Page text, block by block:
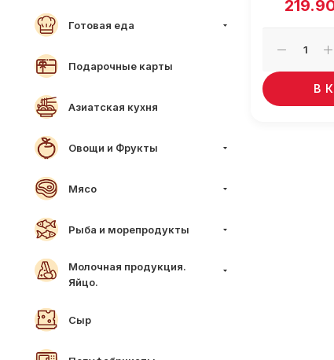
В
Готовая еда
Подарочные карты
Азиатская кухня
Овощи и Фрукты
Мясо
Рыба и морепродукты
Молочная продукция.
Яйцо.
Сыр